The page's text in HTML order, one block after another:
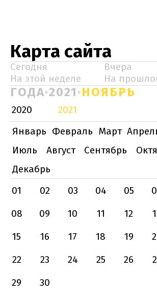
Карта сайта
Сегодня
Вчера
На этой неделе
На
ГОДА 2021 НОЯБРЬ
2020
2021
Январь Февраль Март
Июль
Август Сентябрь
Декабрь
01
02 03 04 05
08
09 10 11 12
15
16 17 18 19
22
23 24 25 26
29
30